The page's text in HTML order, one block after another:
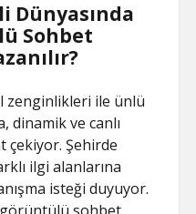
Dünyasında
Sohbet
zenginlikleri ile ünlü
dinamik ve canlı
çekiyor. Şehirde
ilgi alanlarına
isteği duyuyor.